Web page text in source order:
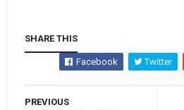
SHARE THIS
Facebook Twitter
PREVIOUS